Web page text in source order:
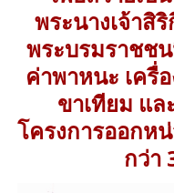
พระนางเจ้าสิ
พระบรมราชช
ค่าพาหนะ เครื่
ขาเทียม แ
โครงการออกห
กว่า